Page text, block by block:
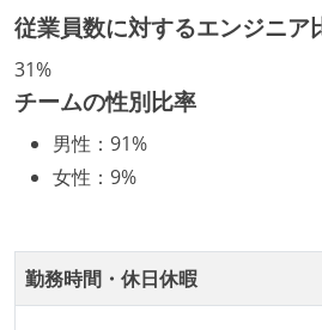
的な異動が推奨され、実施され
ついて話す場が設けられている
年収800万円以上のエンジニア
割を持たない人がいる
CTO またはそれに準じる、技
化を行う役割の人・部門が存在
従業員数に対するエンジニア
31%
チームの性別比率
男性 ： 91%
女性 ： 9%
勤務時間・休日休暇